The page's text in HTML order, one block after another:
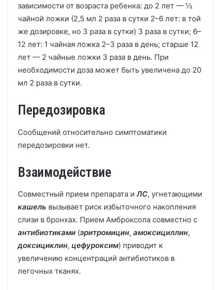
зависимости от возраста ребенка: до 2 лет — ½
чайной ложки (2,5 мл 2 раза в сутки 2–6 лет: в той
же дозировке, но 3 раза в сутки) 3 раза в сутки; 6–
12 лет: 1 чайная ложка 2–3 раза в день; старше 12
лет — 2 чайные ложки 3 раза в день. При
необходимости доза может быть увеличена до 20
мл 2 раза в сутки.
Передозировка
Сообщений относительно симптоматики
передозировки нет.
Взаимодействие
Совместный прием препарата иЛС, угнетающими
кашель вызывает риск избыточного накопления
слизи в бронхах. Прием Амброксола совместно с
антибиотиками (эритромицин, амоксициллин,
доксициклин, цефуроксим) приводит к
увеличению концентраций антибиотиков в
легочных тканях.